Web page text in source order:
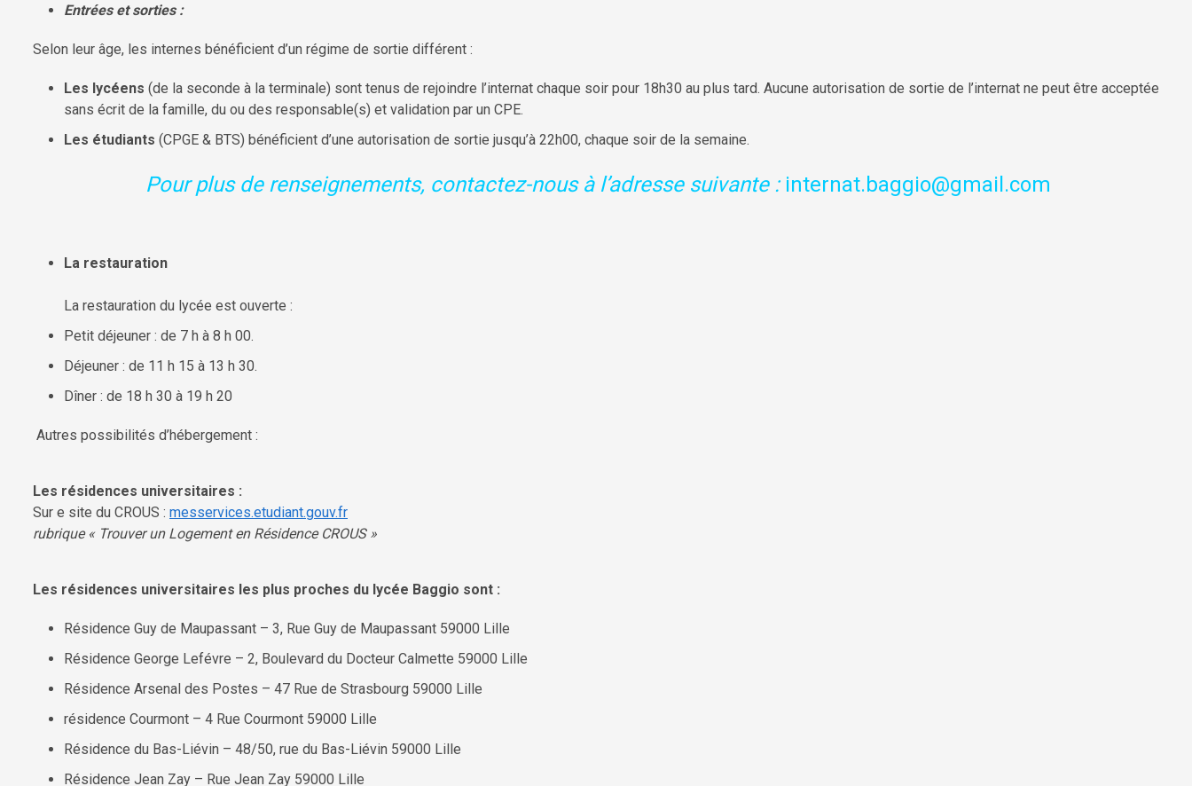
Entrées et sorties :
Selon leur âge, les internes bénéficient d’un régime de sortie différent :
Les lycéens (de la seconde à la terminale) sont tenus de rejoindre l’internat chaque soir pour 18h30 au plus tard. Aucune autorisation de sortie de l’internat ne peut être acceptée
sans écrit de la famille, du ou des responsable(s) et validation par un CPE.
Les étudiants (CPGE & BTS) bénéficient d’une autorisation de sortie jusqu’à 22h00, chaque soir de la semaine.
Pour plus de renseignements, contactez-nous à l’adresse suivante :internat.baggio@gmail.com
La restauration
La restauration du lycée est ouverte :
Petit déjeuner : de 7 h à 8 h 00.
Déjeuner : de 11 h 15 à 13 h 30.
Dîner : de 18 h 30 à 19 h 20
Autres possibilités d’hébergement :
Les résidences universitaires :
Sur e site du CROUS : messervices.etudiant.gouv.fr
rubrique « Trouver un Logement en Résidence CROUS »
Les résidences universitaires les plus proches du lycée Baggio sont :
Résidence Guy de Maupassant – 3, Rue Guy de Maupassant 59000 Lille
Résidence George Lefévre – 2, Boulevard du Docteur Calmette 59000 Lille
Résidence Arsenal des Postes – 47 Rue de Strasbourg 59000 Lille
résidence Courmont – 4 Rue Courmont 59000 Lille
Résidence du Bas-Liévin – 48/50, rue du Bas-Liévin 59000 Lille
Résidence Jean Zay – Rue Jean Zay 59000 Lille